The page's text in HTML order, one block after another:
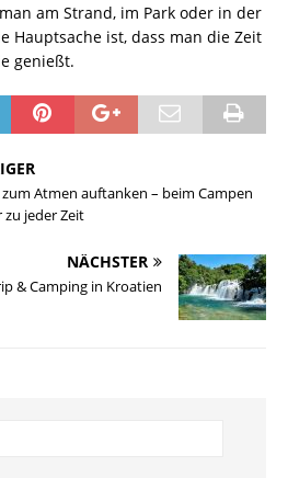
am Strand, im Park oder in der
Hauptsache ist, dass man die Zeit
genießt.
Atmen auftanken – beim Campen
jeder Zeit
NÄCHSTER
& Camping in Kroatien